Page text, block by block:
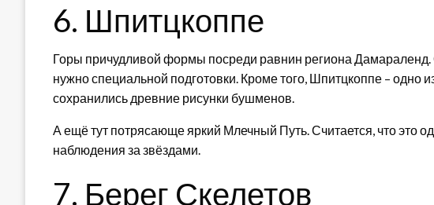
6. Шпитцкоппе
Горы причудливой формы посреди равнин региона
нужно специальной подготовки. Кроме того, Шпитцкоппе – одно
сохранились древние рисунки бушменов.
А ещё тут потрясающе яркий Млечный Путь. Считается, что это
наблюдения за звёздами.
7. Берег Скелетов